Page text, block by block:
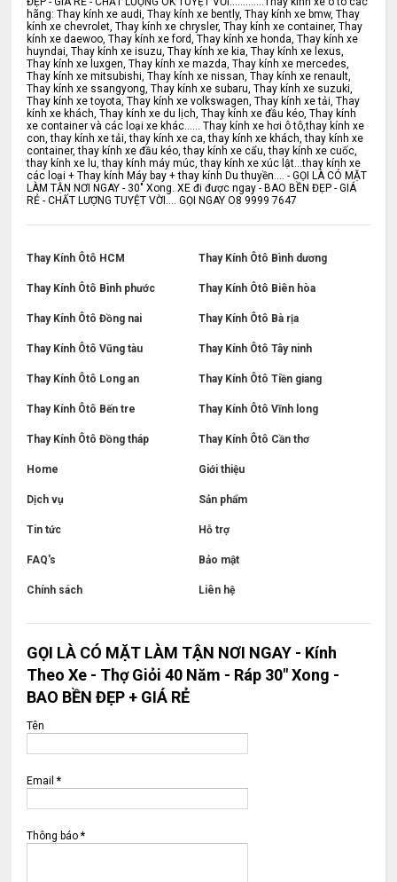
hãng: Thay kính xe audi, Thay kính xe bently, Thay kính xe bmw, Thay
kính xe chevrolet, Thay kính xe chrysler, Thay kính xe container, Thay
kính xe daewoo, Thay kính xe ford, Thay kính xe honda, Thay kính xe
huyndai, Thay kính xe isuzu, Thay kính xe kia, Thay kính xe lexus,
Thay kính xe luxgen, Thay kính xe mazda, Thay kính xe mercedes,
Thay kính xe mitsubishi, Thay kính xe nissan, Thay kính xe renault,
Thay kính xe ssangyong, Thay kính xe subaru, Thay kính xe suzuki,
Thay kính xe toyota, Thay kính xe volkswagen, Thay kính xe tải, Thay
kính xe khách, Thay kính xe du lịch, Thay kính xe đầu kéo, Thay kính
xe container và các loại xe khác...... Thay kính xe hơi ô tô,thay kính xe
con, thay kính xe tải, thay kính xe ca, thay kính xe khách, thay kính xe
container, thay kính xe đầu kéo, thay kính xe cẩu, thay kính xe cuốc,
thay kính xe lu, thay kính máy múc, thay kính xe xúc lật...thay kính xe
các loại + Thay kính Máy bay + thay kính Du thuyền.... - GỌI LÀ CÓ MẶT
LÀM TẬN NƠI NGAY - 30" Xong. XE đi được ngay - BAO BỀN ĐẸP - GIÁ
RẺ - CHẤT LƯỢNG TUYỆT VỜI.... GỌI NGAY O8 9999 7647
Thay Kính Ôtô HCM Thay Kính Ôtô Bình dương
Thay Kính Ôtô Bình phước Thay Kính Ôtô Biên hòa
Thay Kính Ôtô Đồng nai Thay Kính Ôtô Bà rịa
Thay Kính Ôtô Vũng tàu Thay Kính Ôtô Tây ninh
Thay Kính Ôtô Long an Thay Kính Ôtô Tiền giang
Thay Kính Ôtô Bến tre Thay Kính Ôtô Vĩnh long
Thay Kính Ôtô Đồng tháp Thay Kính Ôtô Cần thơ
Home Giới thiệu
Dịch vụ Sản phẩm
Tin tức Hỗ trợ
FAQ's Bảo mật
Chính sách Liên hệ
GỌI LÀ CÓ MẶT LÀM TẬN NƠI NGAY - Kính
Theo Xe - Thợ Giỏi 40 Năm - Ráp 30" Xong -
BAO BỀN ĐẸP + GIÁ RẺ
Tên
Email*
Thông báo*